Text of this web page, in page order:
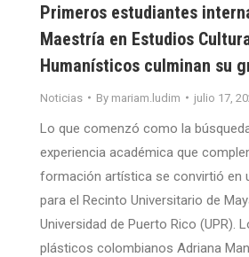
Primeros estudiantes
Maestría en Estudios
Humanísticos culminan su
Noticias By mariam.ludim julio 17,
Lo que comenzó como la
experiencia académica que
formación artística se convirtió en
para el Recinto Universitario de
Universidad de Puerto Rico (UPR).
plásticos colombianos Adriana